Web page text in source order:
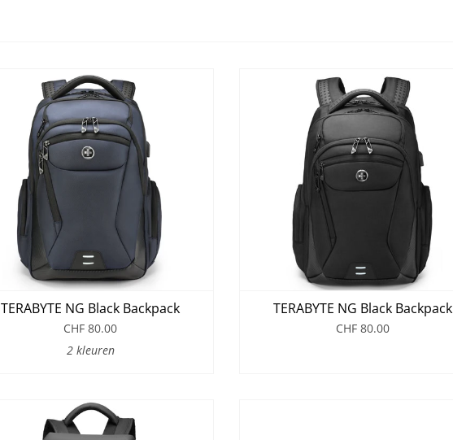
TERABYTE NG Black Backpack
CHF 80.00
2 kleuren
TERABYTE NG Black Backpack
CHF 80.00